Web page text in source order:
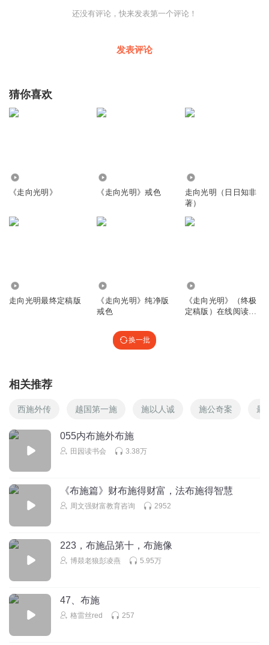
还没有评论，快来发表第一个评论！
发表评论
猜你喜欢
《走向光明》 《走向光明》戒色
走向光明（日日知非
著）
走向光明最终定稿版
《走向光明》纯净版
戒色
《走向光明》（终极
定稿版）在线阅读
换一批
相关推荐
西施外传 越国第一施 施以人诚 施公奇案 最
055内布施外布施
田园读书会 3.38万
《布施篇》财布施得财富，法布施得智慧
周文强财富教育咨询 2952
223，布施品第十，布施像
博燚老狼彭凌燕 5.95万
47、布施
格雷丝red 257